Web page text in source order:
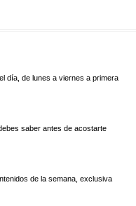
día, de lunes a viernes a primera
saber antes de acostarte
de la semana, exclusiva